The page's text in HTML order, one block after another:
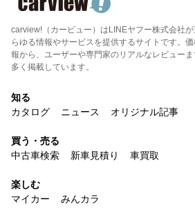
carview!（カービュー）はLINEヤフー株式会社
らゆる情報やサービスを提供するサイトです。
報から、ユーザーや専門家のリアルなレビュー
多く掲載しています。
知る
カタログ
ニュース オリジナル記事
買う・売る
中古車検索
新車見積り 車買取
楽しむ
マイカー
みんカラ